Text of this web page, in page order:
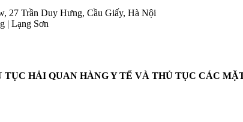
27 Trần Duy Hưng, Cầu Giấy, Hà Nội
| Lạng Sơn
HẢI QUAN HÀNG Y TẾ VÀ THỦ TỤC CÁC